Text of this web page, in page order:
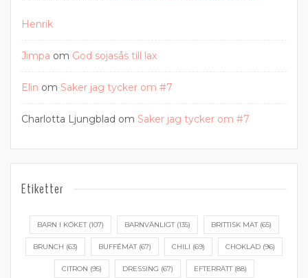
Henrik
Jimpa om God sojasås till lax
Elin om Saker jag tycker om #7
Charlotta Ljungblad om Saker jag tycker om #7
Etiketter
BARN I KÖKET(107) BARNVÄNLIGT(135) BRITTISK MAT(65)
BRUNCH (63) BUFFÉMAT(67) CHILI (69) CHOKLAD (96)
CITRON (95) DRESSING (67) EFTERRÄTT(88)